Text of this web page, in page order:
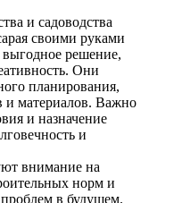
и садоводства
своими руками
решение,
Они
планирования,
и материалов. Важно
и назначение
и
внимание на
норм и
в будущем.